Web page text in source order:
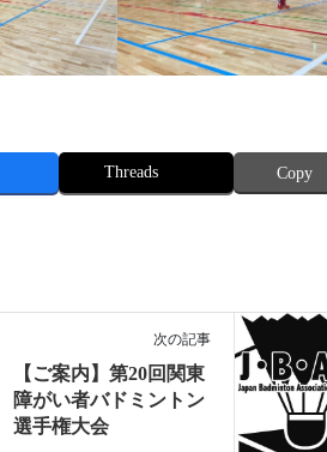
Threads Copy
次の記事
【ご案内】第20回関東
障がい者バドミントン
選手権大会